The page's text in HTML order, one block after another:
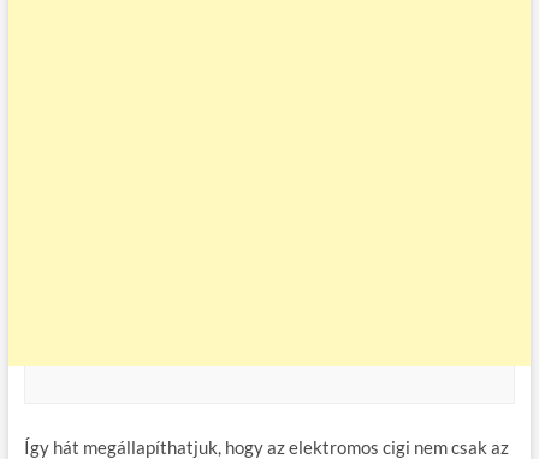
Így hát megállapíthatjuk, hogy az elektromos cigi nem csak az